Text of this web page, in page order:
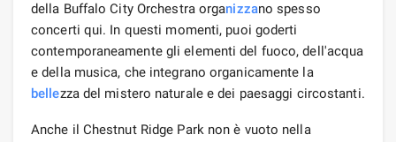
della Buffalo City Orchestra organizzano spesso
concerti qui. In questi momenti, puoi goderti
contemporaneamente gli elementi del fuoco, dell'acqua
e della musica, che integrano organicamente la
bellezza del mistero naturale e dei paesaggi circostanti.
Anche il Chestnut Ridge Park non è vuoto nella